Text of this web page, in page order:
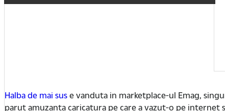
Halba de mai suse vanduta in marketplace-ul Emag,
parut amuzanta caricatura pe care a vazut-o pe internet